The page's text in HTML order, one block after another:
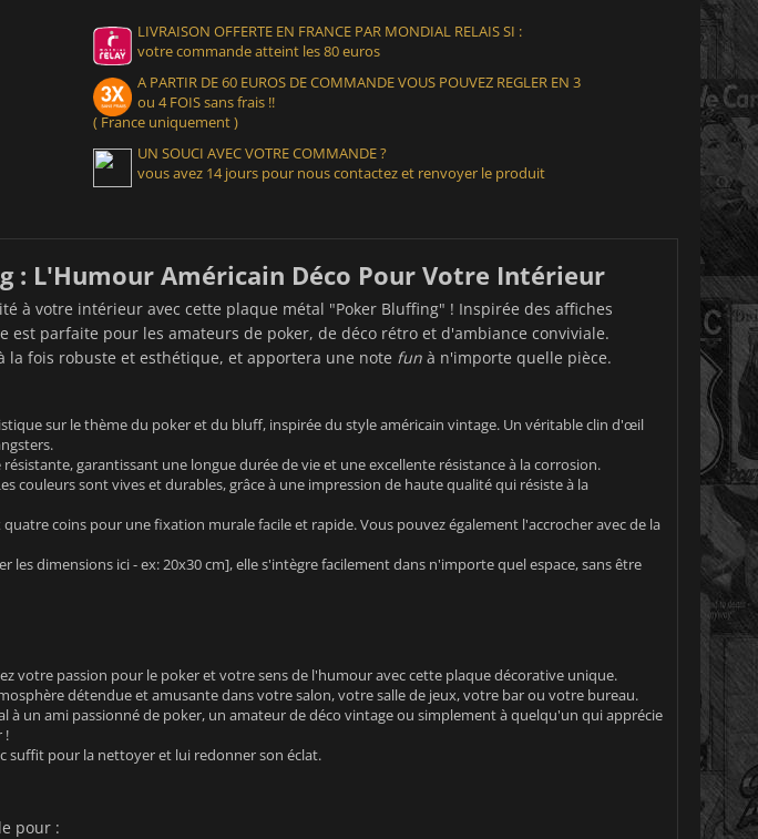
LIVRAISON OFFERTE EN FRANCE PAR MONDIAL RELAIS SI :
votre commande atteint les 80 euros
A PARTIR DE 60 EUROS DE COMMANDE VOUS POUVEZ REGLER EN 3
ou 4 FOIS sans frais !!
( France uniquement )
UN SOUCI AVEC VOTRE COMMANDE ?
vous avez 14 jours pour nous contactez et renvoyer le produit
: L'Humour Américain Déco Pour Votre Intérieur
à votre intérieur avec cette plaque métal "Poker Bluffing" ! Inspirée des affiches
est parfaite pour les amateurs de poker, de déco rétro et d'ambiance conviviale.
la fois robuste et esthétique, et apportera une note funà n'importe quelle pièce.
sur le thème du poker et du bluff, inspirée du style américain vintage. Un véritable clin d'œil
garantissant une longue durée de vie et une excellente résistance à la corrosion.
couleurs sont vives et durables, grâce à une impression de haute qualité qui résiste à la
coins pour une fixation murale facile et rapide. Vous pouvez également l'accrocher avec de la
les dimensions ici - ex: 20x30 cm], elle s'intègre facilement dans n'importe quel espace, sans être
votre passion pour le poker et votre sens de l'humour avec cette plaque décorative unique.
détendue et amusante dans votre salon, votre salle de jeux, votre bar ou votre bureau.
à un ami passionné de poker, un amateur de déco vintage ou simplement à quelqu'un qui apprécie
!
suffit pour la nettoyer et lui redonner son éclat.
pour :